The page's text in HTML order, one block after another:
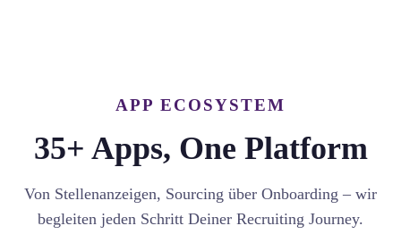
APP ECOSYSTEM
35+ Apps, One Platform
Von Stellenanzeigen, Sourcing über Onboarding – wir
begleiten jeden Schritt Deiner Recruiting Journey.